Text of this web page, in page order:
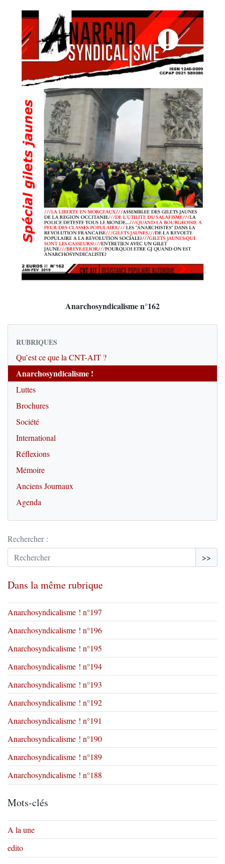
Anarchosyndicalisme n°162
RUBRIQUES
Qu’est ce que la CNT-AIT ?
Anarchosyndicalisme !
Luttes
Brochures
Société
International
Réflexions
Mémoire
Anciens Journaux
Agenda
Rechercher :
>>
Dans la même rubrique
Anarchosyndicalisme ! n°197
Anarchosyndicalisme ! n°196
Anarchosyndicalisme ! n°195
Anarchosyndicalisme ! n°194
Anarchosyndicalisme ! n°193
Anarchosyndicalisme ! n°192
Anarchosyndicalisme ! n°191
Anarchosyndicalisme ! n°190
Anarchosyndicalisme ! n°189
Anarchosyndicalisme ! n°188
Mots-clés
A la une
edito